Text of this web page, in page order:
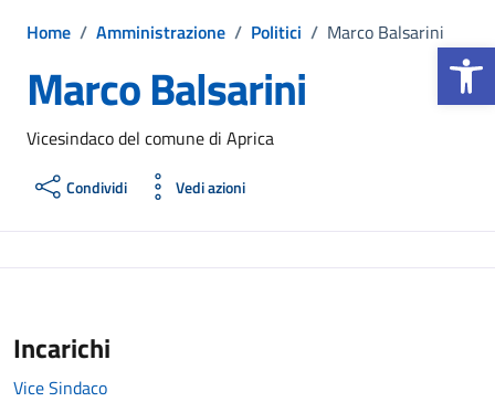
Apri la
Home / Amministrazione / Politici / Marco Balsarini
Marco Balsarini
Vicesindaco del comune di Aprica
Condividi Vedi azioni
Incarichi
Vice Sindaco